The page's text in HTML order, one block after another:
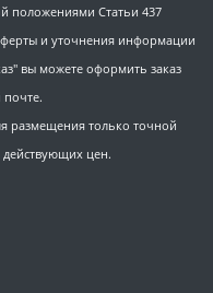
положениями Статьи 437
и уточнения информации
вы можете оформить заказ
почте.
размещения только точной
цен.